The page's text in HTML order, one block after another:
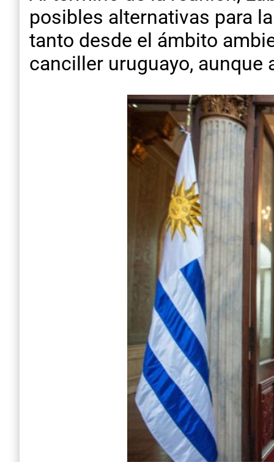
posibles alternativas para
tanto desde el ámbito
canciller uruguayo, aunque